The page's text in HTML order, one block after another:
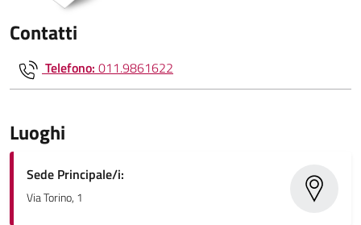
Contatti
Telefono: 011.9861622
Luoghi
Sede Principale/i:
Via Torino, 1